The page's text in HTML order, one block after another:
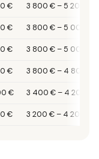
€ 3 800 €– 5 200 €
€ 3 800 €– 5 000 €
€ 3 800 €– 5 000 €
€ 3 800 €– 4 800 €
€ 3 400 €– 4 200 €
€ 3 200 €– 4 200 €